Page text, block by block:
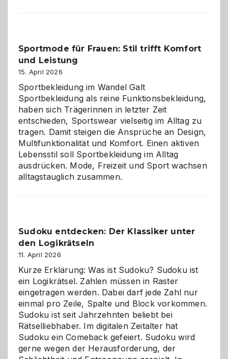
gegen
Chaos
Sportmode für Frauen: Stil trifft Komfort
und Leistung
15. April 2026
Sportbekleidung im Wandel Galt
Sportbekleidung als reine Funktionsbekleidung,
haben sich Trägerinnen in letzter Zeit
entschieden, Sportswear vielseitig im Alltag zu
tragen. Damit steigen die Ansprüche an Design,
Multifunktionalität und Komfort. Einen aktiven
Lebensstil soll Sportbekleidung im Alltag
ausdrücken. Mode, Freizeit und Sport wachsen
alltagstauglich zusammen.
Sudoku entdecken: Der Klassiker unter
den Logikrätseln
11. April 2026
Kurze Erklärung: Was ist Sudoku? Sudoku ist
ein Logikrätsel. Zahlen müssen in Raster
eingetragen werden. Dabei darf jede Zahl nur
einmal pro Zeile, Spalte und Block vorkommen.
Sudoku ist seit Jahrzehnten beliebt bei
Rätselliebhaber. Im digitalen Zeitalter hat
Sudoku ein Comeback gefeiert. Sudoku wird
gerne wegen der Herausforderung, der